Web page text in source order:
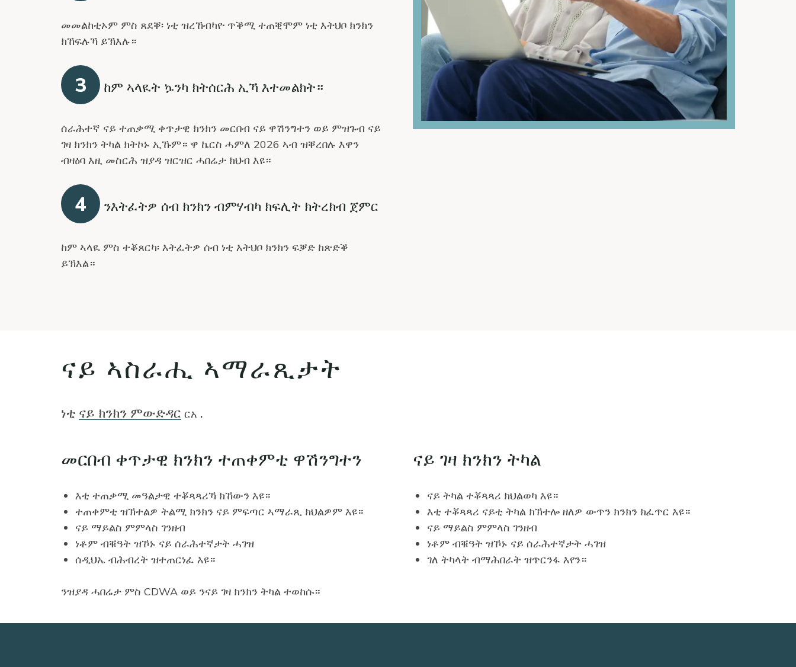
መመልከቲኦም ምስ ጸደቐ፡ ነቲ ዝረኸብካዮ ጥቕሚ ተጠቒሞም ነቲ እትህቦ ክንክን
ክኸፍሉኻ ይኽእሉ።
3 ከም ኣላዪት ኴንካ ክትሰርሕ ኢኻ እተመልክት።
ሰራሕተኛ ናይ ተጠቃሚ ቀጥታዊ ክንክን መርበብ ናይ ዋሽንግተን ወይ ምዝጉብ ናይ
ገዛ ክንክን ትካል ክትኮኑ ኢኹም። ዋ ኬርስ ሓምለ 2026 ኣብ ዝቐረበሉ እዋን
ብዛዕባ እዚ መስርሕ ዝያዳ ዝርዝር ሓበሬታ ክህብ እዩ።
4 ንእትፈትዎ ሰብ ክንክን ብምሃብካ ክፍሊት ክትረክብ ጀምር
ከም ኣላዪ ምስ ተቖጸርካ፡ እትፈትዎ ሰብ ነቲ እትህቦ ክንክን ፍቓድ ከጽድቕ
ይኽእል።
ናይ ኣስራሒ ኣማራጺታት
ነቲ ናይ ክንክን ምውድዳር ርአ .
መርበብ ቀጥታዊ ክንክን ተጠቀምቲ ዋሽንግተን
እቲ ተጠቃሚ መዓልታዊ ተቖጻጻሪኻ ክኸውን እዩ።
ተጠቀምቲ ዝኽተልዎ ትልሚ ክንክን ናይ ምፍጣር ኣማራጺ ክህልዎም እዩ።
ናይ ማይልስ ምምላስ ገንዘብ
ነቶም ብቑዓት ዝኾኑ ናይ ሰራሕተኛታት ሓገዝ
ሰዲህኤ ብሕብረት ዝተጠርነፈ እዩ።
ንዝያዳ ሓበሬታ ምስ CDWA ወይ ንናይ ገዛ ክንክን ትካል ተወከሱ።
ናይ ገዛ ክንክን ትካል
ናይ ትካል ተቖጻጻሪ ክህልወካ እዩ።
እቲ ተቖጻጻሪ ናይቲ ትካል ክኽተሎ ዘለዎ ውጥን ክንክን ክፈጥር እዩ።
ናይ ማይልስ ምምላስ ገንዘብ
ነቶም ብቑዓት ዝኾኑ ናይ ሰራሕተኛታት ሓገዝ
ገለ ትካላት ብማሕበራት ዝጥርንፋ እየን።